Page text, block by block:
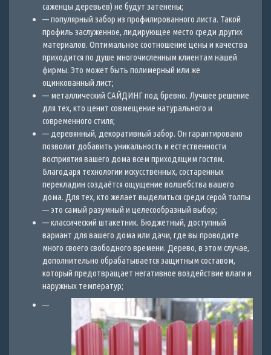
саженцы деревьев) не будут затенены;
— популярный забор из профилированного листа. Такой
профиль заслуженное, лидирующее место среди других
материалов. Оптимальное соотношение цены и качества
приходится по душе многочисленным клиентам нашей
фирмы. Это может быть полимерный или же
оцинкованный лист;
— металлический САЙДИНГ под бревно. Лучшее решение
для тех, кто ценит совмещение натурального и
современного стиля;
— деревянный, декоративный забор. Он гарантировано
позволит добавить уникальность и естественности
восприятия вашего дома всем приходящим гостям.
Благодаря технологии искусственных, состаренных
перекладин создаётся ощущение волшебства вашего
дома. Для тех, кто желает выделиться среди серой толпы
— это самый разумный и целесообразный выбор;
— классический штакетник. Бюджетный, доступный
вариант для вашего дома или дачи, где вы проводите
много своего свободного времени. Дерево, в этом случае,
дополнительно обрабатывается защитным составом,
который предотвращает негативное воздействие влаги и
наружных температур;
—